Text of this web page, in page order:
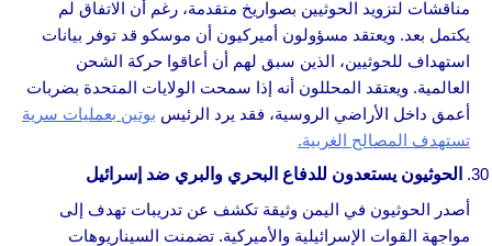
مناقشات لتزويد الحوثيين بصواريخ متقدمة، رغم أن الاتفاق لم
يكتمل بعد. ويعتقد مسؤولون أميركيون أن موسكو قد توفر بيانات
استهداف للحوثيين، الذين سبق لهم أن أعاقوا حركة الشحن
العالمية. ويعتقد المحللون أنه إذا سمحت الولايات المتحدة بضربات
أعمق داخل الأراضي الروسية، فقد يرد الرئيس بوتين بعمليات سرية
تستهدف المصالح الغربية.
الحوثيون يستعدون للدفاع البحري والبري ضد إسرائيل
أصدر الحوثيون في اليمن وثيقة تكشف عن تدريبات تهدف إلى
مواجهة القوات الإسرائيلية والأميركية. تضمنت السيناريوهات